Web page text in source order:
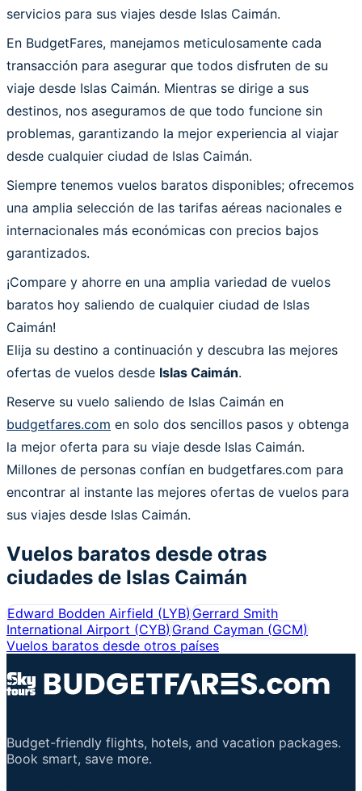
servicios para sus viajes desde Islas Caimán.
En BudgetFares, manejamos meticulosamente cada
transacción para asegurar que todos disfruten de su
viaje desde Islas Caimán. Mientras se dirige a sus
destinos, nos aseguramos de que todo funcione sin
problemas, garantizando la mejor experiencia al viajar
desde cualquier ciudad de Islas Caimán.
Siempre tenemos vuelos baratos disponibles; ofrecemos
una amplia selección de las tarifas aéreas nacionales e
internacionales más económicas con precios bajos
garantizados.
¡Compare y ahorre en una amplia variedad de vuelos
baratos hoy saliendo de cualquier ciudad de Islas
Caimán!
Elija su destino a continuación y descubra las mejores
ofertas de vuelos desde Islas Caimán.
Reserve su vuelo saliendo de Islas Caimán en
budgetfares.com en solo dos sencillos pasos y obtenga
la mejor oferta para su viaje desde Islas Caimán.
Millones de personas confían en budgetfares.com para
encontrar al instante las mejores ofertas de vuelos para
sus viajes desde Islas Caimán.
Vuelos baratos desde otras
ciudades de Islas Caimán
Edward Bodden Airfield (LYB)Gerrard Smith
International Airport (CYB)Grand Cayman (GCM)
Vuelos baratos desde otros países
Budget-friendly flights, hotels, and vacation packages.
Book smart, save more.